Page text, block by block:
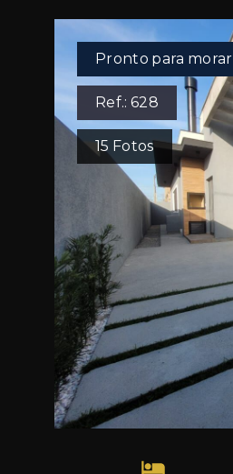
Pronto para morar
Ref.:628
15 Fotos